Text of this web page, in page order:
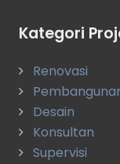
Kategori
Renovasi
Desain
Konsultan
Supervisi